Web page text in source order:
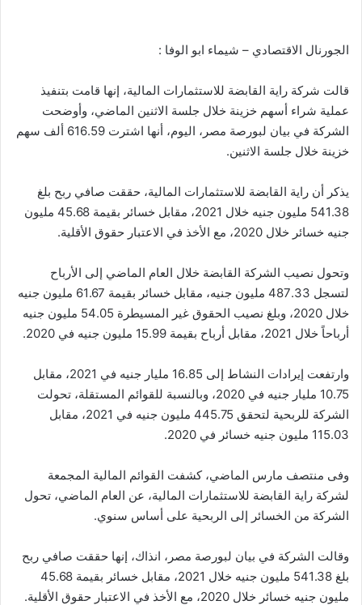
الجورنال الاقتصادي – شيماء ابو الوفا :
قالت شركة راية القابضة للاستثمارات المالية، إنها قامت بتنفيذ
عملية شراء أسهم خزينة خلال جلسة الاثنين الماضي، وأوضحت
الشركة في بيان لبورصة مصر، اليوم، أنها اشترت 616.59 ألف سهم
خزينة خلال جلسة الاثنين.
يذكر أن راية القابضة للاستثمارات المالية، حققت صافي ربح بلغ
541.38 مليون جنيه خلال 2021، مقابل خسائر بقيمة 45.68 مليون
جنيه خسائر خلال 2020، مع الأخذ في الاعتبار حقوق الأقلية.
وتحول نصيب الشركة القابضة خلال العام الماضي إلى الأرباح
لتسجل 487.33 مليون جنيه، مقابل خسائر بقيمة 61.67 مليون جنيه
خلال 2020، وبلغ نصيب الحقوق غير المسيطرة 54.05 مليون جنيه
أرباحاً خلال 2021، مقابل أرباح بقيمة 15.99 مليون جنيه في 2020.
وارتفعت إيرادات النشاط إلى 16.85 مليار جنيه في 2021، مقابل
10.75 مليار جنيه في 2020، وبالنسبة للقوائم المستقلة، تحولت
الشركة للربحية لتحقق 445.75 مليون جنيه في 2021، مقابل
115.03 مليون جنيه خسائر في 2020.
وفى منتصف مارس الماضي، كشفت القوائم المالية المجمعة
لشركة راية القابضة للاستثمارات المالية، عن العام الماضي، تحول
الشركة من الخسائر إلى الربحية على أساس سنوي.
وقالت الشركة في بيان لبورصة مصر، انذاك، إنها حققت صافي ربح
بلغ 541.38 مليون جنيه خلال 2021، مقابل خسائر بقيمة 45.68
مليون جنيه خسائر خلال 2020، مع الأخذ في الاعتبار حقوق الأقلية.